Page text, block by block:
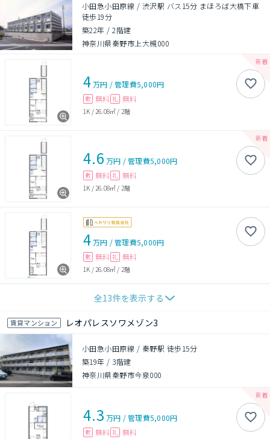
小田急小田原線 / 渋沢駅 バス15分 まほろば大橋下車
徒歩19分
築22年 /2階建
神奈川県秦野市上大槻000
4万円 /管理費5,000円
敷 無料 礼 無料
1K / 26.08㎡ / 2階
4.6 万円 /管理費5,000円
敷 無料 礼 無料
1K / 26.08㎡ / 2階
4万円 /管理費5,000円
敷 無料 礼 無料
1K /26.08㎡ / 2階
全13件を表示する
賃貸マンション レオパレスソワメゾン3
小田急小田原線 / 秦野駅 徒歩15分
築19年 / 3階建
神奈川県秦野市今泉000
4.3 万円 /管理費5,000円
敷 無料 礼 無料